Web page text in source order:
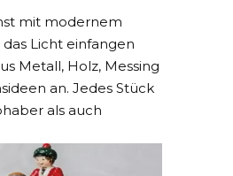
mit modernem
Licht einfangen
Metall, Holz, Messing
an. Jedes Stück
als auch